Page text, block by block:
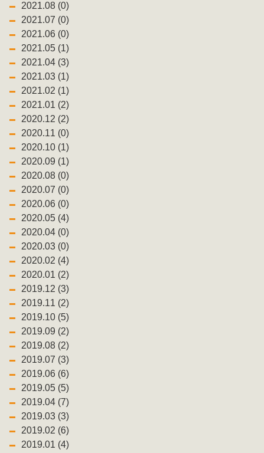
2021.08 (0)
2021.07 (0)
2021.06 (0)
2021.05 (1)
2021.04 (3)
2021.03 (1)
2021.02 (1)
2021.01 (2)
2020.12 (2)
2020.11 (0)
2020.10 (1)
2020.09 (1)
2020.08 (0)
2020.07 (0)
2020.06 (0)
2020.05 (4)
2020.04 (0)
2020.03 (0)
2020.02 (4)
2020.01 (2)
2019.12 (3)
2019.11 (2)
2019.10 (5)
2019.09 (2)
2019.08 (2)
2019.07 (3)
2019.06 (6)
2019.05 (5)
2019.04 (7)
2019.03 (3)
2019.02 (6)
2019.01 (4)